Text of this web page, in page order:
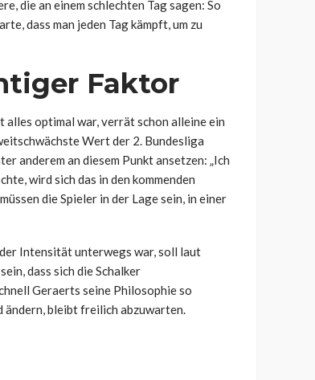
die an einem schlechten Tag sagen: So
dass man jeden Tag kämpft, um zu
Faktor
alles optimal war, verrät schon alleine ein
Wert der 2. Bundesliga
anderem an diesem Punkt ansetzen: „Ich
wird sich das in den kommenden
die Spieler in der Lage sein, in einer
Intensität unterwegs war, soll laut
dass sich die Schalker
Geraerts seine Philosophie so
ändern, bleibt freilich abzuwarten.